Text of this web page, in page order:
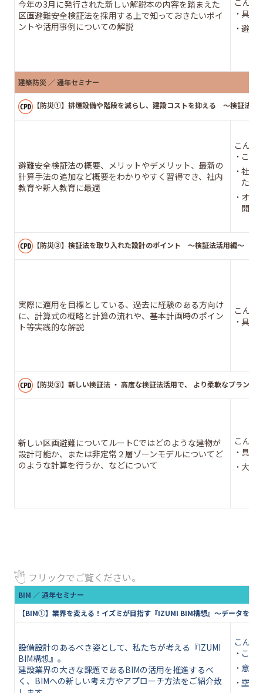
今年の3月に発行された新しい解説本の内容を踏まえた
区画避難安全検証法を採用する上で知っておきたいポイ
ントや活用事例についての解説
具体
避難
建築防災 ／ 通年セミナー
【防災①】排煙設備や階段を減らし、建設コストを抑える ～検証法
避難安全検証法の概要、メリットやデメリット、最新の
計算手法の追加など概要をわかりやすく習得でき、社内
教育や新人教育に最適
こんな
これ
社内
たい
オフ
開発
【防災②】検証法を取り入れた設計のポイント ～検証法活用編～
実際に適用を目標としている、過去に経験のある方向け
に、計算式の概略と計算の流れや、基本計画時のポイン
ト等実践的な解説
こんな
具体
【防災③】新しい検証法 ・ 高度な検証法活用で、 より柔軟なプランを
新しい区画避難についてルートCではどのような建物が
設計可能か、または非定常２層ゾーンモデルについてど
のような計算を行うか、などについて
こんな
具体
大規
フリックでご覧ください。
BIM ／ 通年セミナー
【BIM①】業界を変える！イズミが目指す『IZUMI BIM構想』～データを最
設備設計のあるべき姿として、私たちが考える『IZUMI
BIM構想』。
建設業界の大きな課題であるBIMの活用を推進するべ
く、BIMへの新しい考え方やアプローチ方法をご紹介致
こんな
これ
意匠
空調